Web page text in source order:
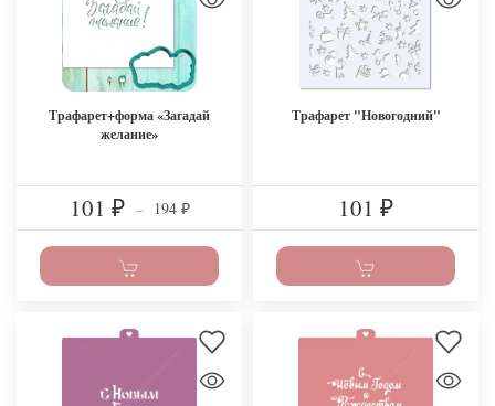
Трафарет+форма «Загадай
желание»
101 ₽ – 194 ₽
Трафарет "Новогодний"
101 ₽